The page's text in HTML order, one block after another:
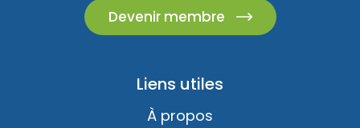
Devenir membre
Liens utiles
À propos